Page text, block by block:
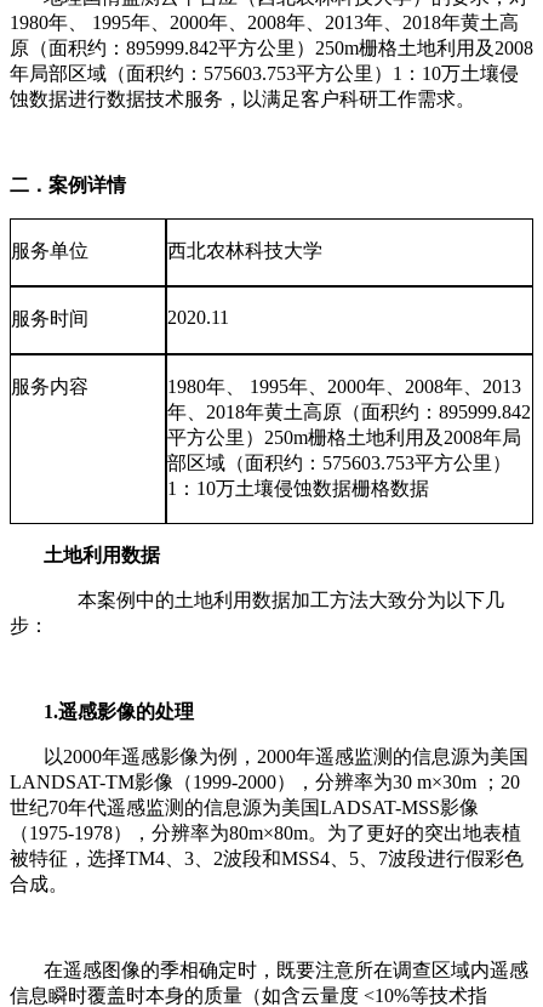
1980年、 1995年、 2000年、 2008年、 2013年、 2018年黄土高
原（面积约： 895999.842平方公里） 250m栅格土地利用及 2008
年局部区域（面积约： 575603.753平方公里） 1 ： 10万土壤侵
蚀数据进行数据技术服务，以满足客户科研工作需求。
二．案例详情
服务单位 西北农林科技大学
服务时间 2020.11
服务内容 1980年、 1995年、 2000年、 2008年、 2013
年、 2018年黄土高原（面积约：895999.842
平方公里） 250m栅格土地利用及 2008年局
部区域（面积约： 575603.753平方公里）
1 ： 10万土壤侵蚀数据栅格数据
土地利用数据
本案例中的土地利用数据加工方法大致分为以下几
步：
1.遥感影像的处理
以2000年遥感影像为例， 2000年遥感监测的信息源为美国
LANDSAT-TM影像（1999-2000），分辨率为30 m×30m ； 20
世纪70年代遥感监测的信息源为美国LADSAT-MSS影像
（1975-1978），分辨率为80m×80m。为了更好的突出地表植
被特征，选择TM4 3 2波段和MSS4 5 7波段进行假彩色
合成。
在遥感图像的季相确定时，既要注意所在调查区域内遥感
信息瞬时覆盖时本身的质量（如含云量度 <10%等技术指